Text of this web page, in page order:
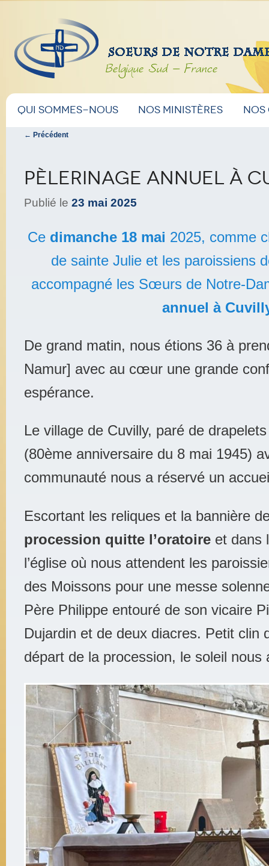
Belgique Sud – France
Menu
principal
Aller
au
contenu
principal
Aller
au
contenu
secondaire
Qui sommes-nous Nos ministères
Navigation
← Précédent
Pèlerinage annuel à
Publié le 23 mai 2025
Ce dimanche 18 mai 2025, comme
de sainte Julie et les paroissiens
accompagné les Sœurs de Notre-
annuel à
De grand matin, nous étions 36 à
Namur] avec au cœur une grande
espérance.
Le village de Cuvilly, paré de
(80ème anniversaire du 8 mai 1945)
communauté nous a réservé un
Escortant les reliques et la bannière
procession quitte l’oratoire et dans
l’église où nous attendent les
des Moissons pour une messe
Père Philippe entouré de son vicaire
Dujardin et de deux diacres. Petit clin
départ de la procession, le soleil nous